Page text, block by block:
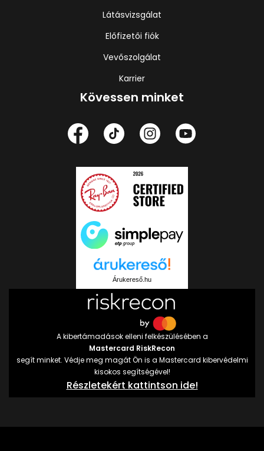
Látásvizsgálat
Előfizetői fiók
Vevőszolgálat
Karrier
Kövessen minket
Árukereső.hu
A kibertámadások elleni felkészülésében a
Mastercard RiskRecon
segít minket. Védje meg magát Ön is a Mastercard kibervédelmi
kisokos segítségével!
Részletekért kattintson ide!